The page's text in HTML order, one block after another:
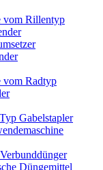
vom Rillentyp
vom Radtyp
Gabelstapler
Düngemittel